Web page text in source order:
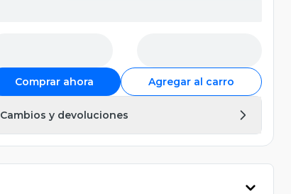
Comprar ahora Agregar al carro
Cambios y devoluciones